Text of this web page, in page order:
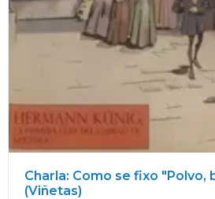
Charla: Como se fixo "Polvo,
(Viñetas)